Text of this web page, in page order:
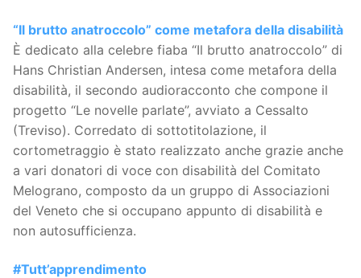
“Il brutto anatroccolo” come metafora della disabilità
È dedicato alla celebre fiaba “Il brutto anatroccolo” di
Hans Christian Andersen, intesa come metafora della
disabilità, il secondo audioracconto che compone il
progetto “Le novelle parlate”, avviato a Cessalto
(Treviso). Corredato di sottotitolazione, il
cortometraggio è stato realizzato anche grazie anche
a vari donatori di voce con disabilità del Comitato
Melograno, composto da un gruppo di Associazioni
del Veneto che si occupano appunto di disabilità e
non autosufficienza.
#Tutt’apprendimento